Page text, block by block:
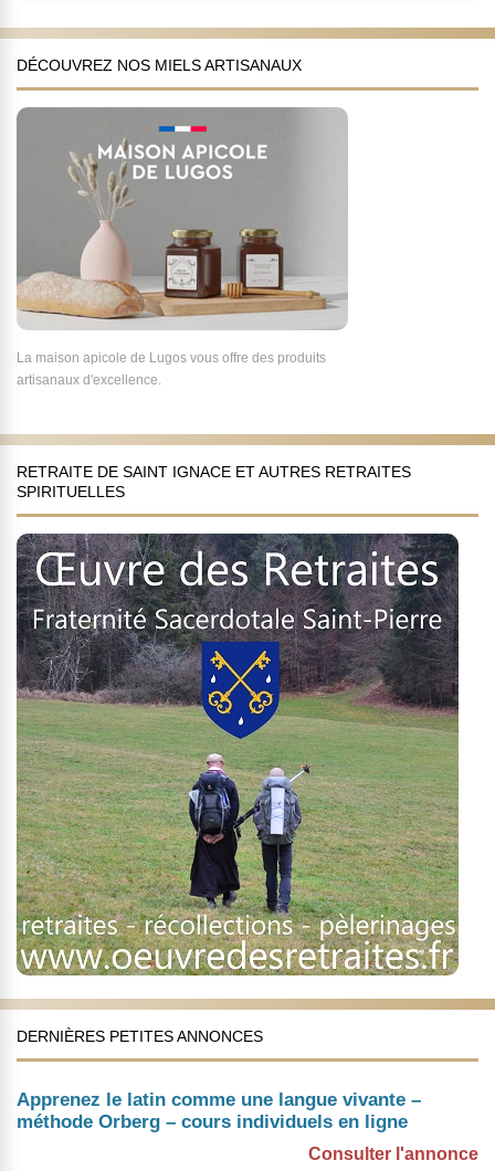
DÉCOUVREZ NOS MIELS ARTISANAUX
La maison apicole de Lugos vous offre des produits
artisanaux d'excellence.
RETRAITE DE SAINT IGNACE ET AUTRES RETRAITES
SPIRITUELLES
DERNIÈRES PETITES ANNONCES
Apprenez le latin comme une langue vivante –
méthode Orberg – cours individuels en ligne
Consulter l'annonce